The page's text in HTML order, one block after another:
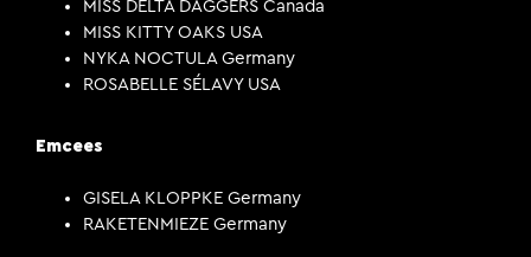
MISS DELTA DAGGERS Canada
MISS KITTY OAKS USA
NYKA NOCTULA Germany
ROSABELLE SÉLAVY USA
Emcees
GISELA KLOPPKE Germany
RAKETENMIEZE Germany